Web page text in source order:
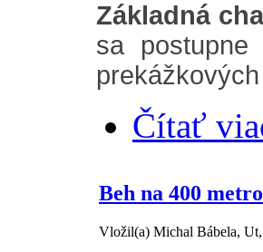
Základná
sa
Čítať
Beh na 400
Vložil(a) Michal Bábela,